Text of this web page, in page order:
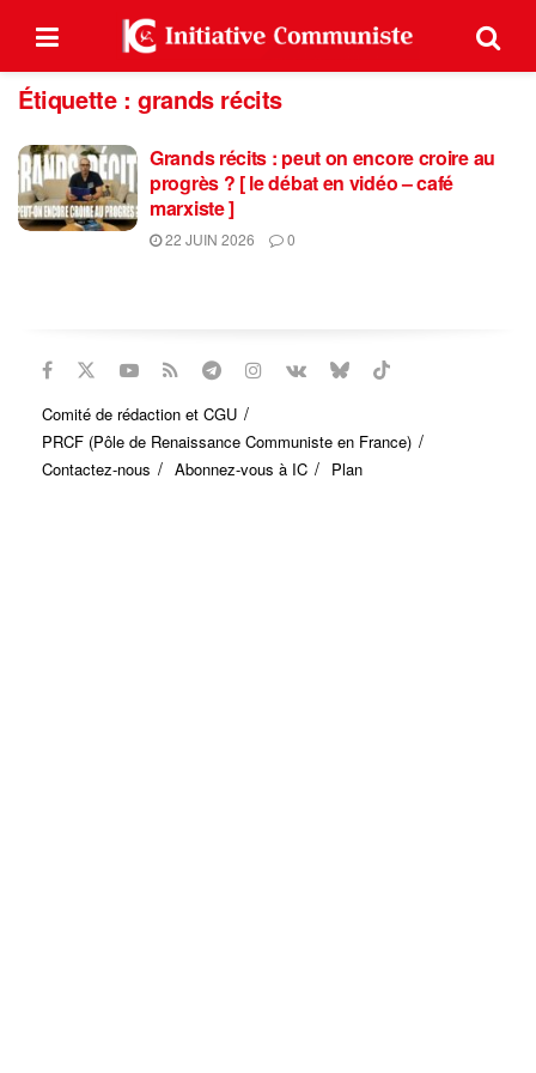
Étiquette :grands récits
Grands récits : peut on encore croire au
progrès ? [ le débat en vidéo – café
marxiste ]
22 JUIN 2026 0
Comité de rédaction et CGU
PRCF (Pôle de Renaissance Communiste en France)
Contactez-nous
Abonnez-vous à IC Plan